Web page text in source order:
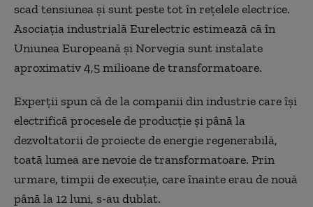
scad tensiunea și sunt peste tot în rețelele electrice.
Asociația industrială Eurelectric estimează că în
Uniunea Europeană și Norvegia sunt instalate
aproximativ 4,5 milioane de transformatoare.
Experții spun că de la companii din industrie care își
electrifică procesele de producție și până la
dezvoltatorii de proiecte de energie regenerabilă,
toată lumea are nevoie de transformatoare. Prin
urmare, timpii de execuție, care înainte erau de nouă
până la 12 luni, s-au dublat.